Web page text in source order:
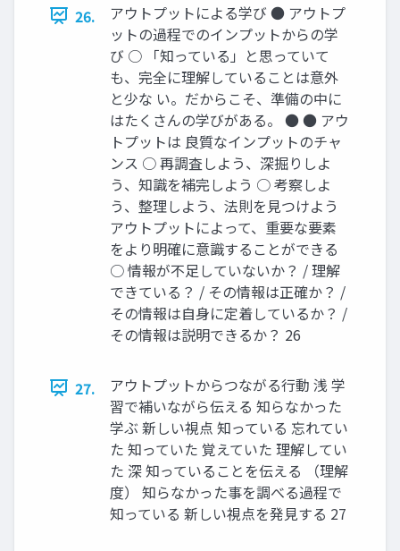
26.
アウトプットによる学び ● アウトプ
ットの過程でのインプットからの学
び ○ 「知っている」と思っていて
も、完全に理解していることは意外
と少な い。だからこそ、準備の中に
はたくさんの学びがある。 ● ● アウ
トプットは 良質なインプットのチャ
ンス ○ 再調査しよう、深掘りしよ
う、知識を補完しよう ○ 考察しよ
う、整理しよう、法則を見つけよう
アウトプットによって、重要な要素
をより明確に意識することができる
○ 情報が不足していないか？ / 理解
できている？ / その情報は正確か？ /
その情報は自身に定着しているか？ /
その情報は説明できるか？ 26
27.
アウトプットからつながる行動 浅 学
習で補いながら伝える 知らなかった
学ぶ 新しい視点 知っている 忘れてい
た 知っていた 覚えていた 理解してい
た 深 知っていることを伝える （理解
度） 知らなかった事を調べる過程で
知っている 新しい視点を発見する 27